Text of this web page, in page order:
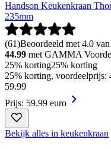
Handson Keukenkraan
235mm
(61)Beoordeeld met 4.0
44.99 met GAMMA
25% korting25% korting
25% korting,
59.99
Prijs: 59.99 euro
Bekijk alles in keukenkraan